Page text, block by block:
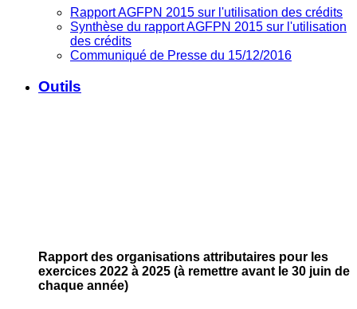
Rapport AGFPN 2015 sur l'utilisation des crédits
Synthèse du rapport AGFPN 2015 sur l'utilisation
des crédits
Communiqué de Presse du 15/12/2016
Outils
Rapport des organisations attributaires pour les
exercices 2022 à 2025 (à remettre avant le 30 juin de
chaque année)